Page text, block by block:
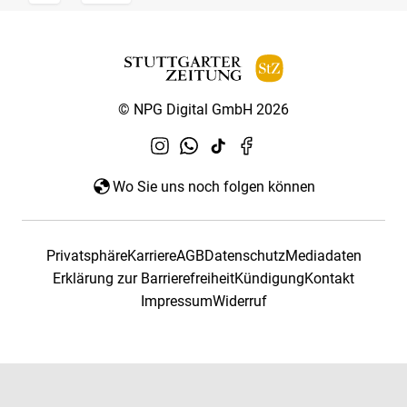
© NPG Digital GmbH 2026
Wo Sie uns noch folgen können
PrivatsphäreKarriereAGBDatenschutzMediadaten
Erklärung zur BarrierefreiheitKündigungKontakt
ImpressumWiderruf